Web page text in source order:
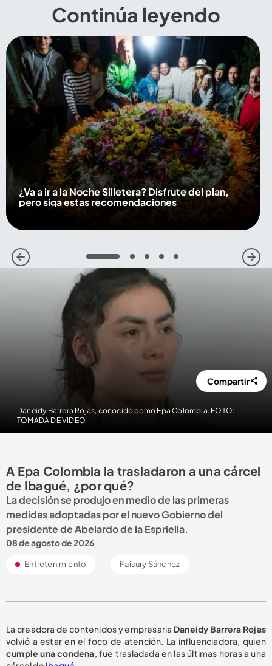
Continúa leyendo
¿Va a ir a la Noche Silletera? Disfrute del plan,
pero siga estas recomendaciones
1 2 3 4 5
Daneidy Barrera Rojas, conocido como Epa Colombia. FOTO:
TOMADA DE VIDEO
Compartir
A Epa Colombia la trasladaron a una cárcel
de Ibagué, ¿por qué?
La decisión se produjo en medio de las primeras
medidas adoptadas por el nuevo Gobierno del
presidente de Abelardo de la Espriella.
08 de agosto de 2026
Entretenimiento Faisury Sánchez
La creadora de contenidos y empresaria Daneidy Barrera Rojas
volvió a estar en el foco de atención. La influenciadora, quien
cumple una condena , fue trasladada en las últimas horas a una